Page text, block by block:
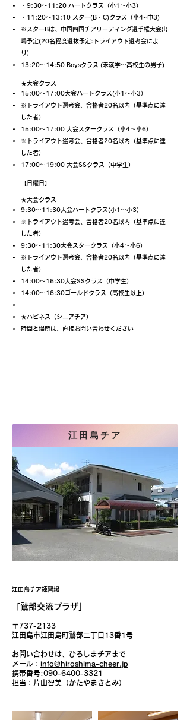
・9:30〜11:20 ハートクラス（小1～小3）
・11:20〜13:10 スター(B・C)クラス（小4~中3)
※スターBは、中国四国チアリーディング選手権大会出
場予定(20名程度選抜予定:トライアウト選考会によ
り）
13:20〜14:50 Boysクラス (未就学〜高校生の男子)
★大会クラス
15:00〜17:00大会ハートクラス(小1〜小3）
※トライアウト選考会、合格者20名以内（基準点に達
した者）
15:00〜17:00 大会スタークラス（小4〜小6）
※トライアウト選考会、合格者20名以内（基準点に達
した者）
17:00〜19:00 大会SSクラス（中学生）
【日曜日】
★大会クラス
9:30〜11:30大会ハートクラス(小1〜小3）
※トライアウト選考会、合格者20名以内（基準点に達
した者）
9:30〜11:30大会スタークラス（小4〜小6）
※トライアウト選考会、合格者20名以内（基準点に達
した者）
14:00〜16:30大会SSクラス（中学生）
14:00〜16:30ゴールドクラス（高校生以上）
★ハピネス（シニアチア）
時間と場所は、直接お問い合わせください
江田島チア
江田島チア練習場
「鷲部交流プラザ」
〒737-2133
江田島市江田島町鷲部二丁目13番1号
お問い合わせは、ひろしまチアまで​
メール： info@hiroshima-cheer.jp
携帯番号:090-6400-3321
​担当：片山智美（かたやまさとみ）